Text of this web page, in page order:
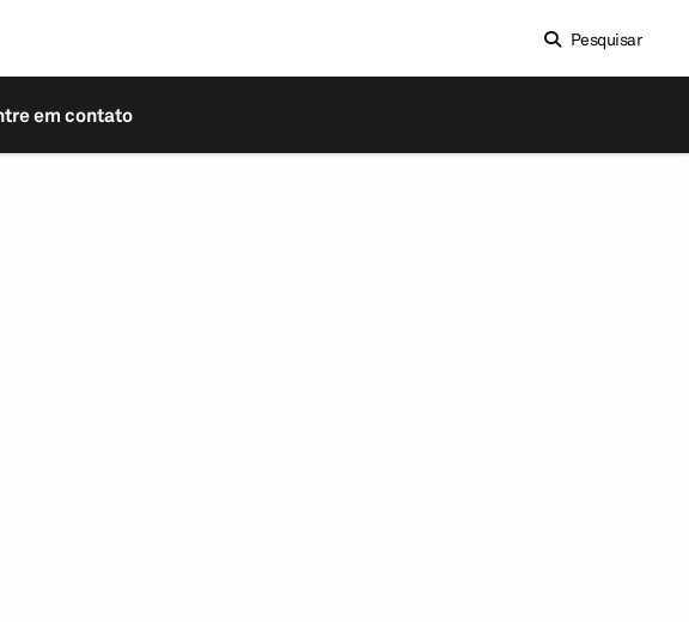
Pesquisar
em contato